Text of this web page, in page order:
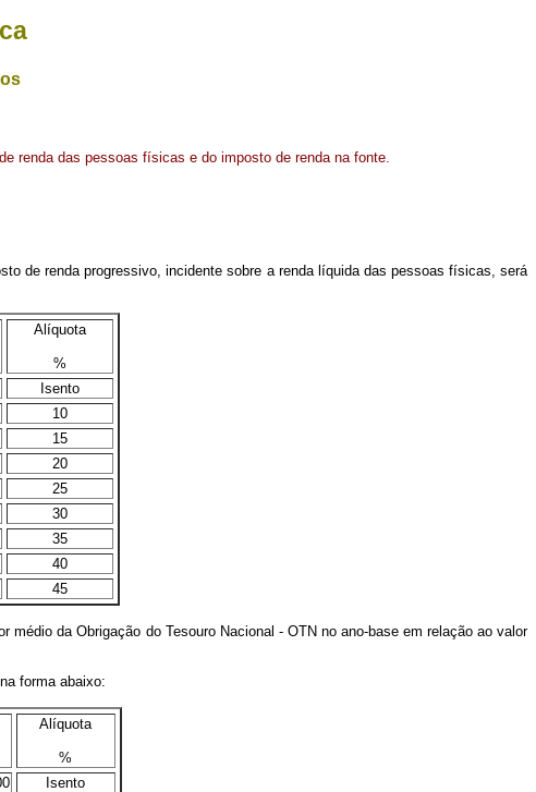
renda das pessoas físicas e do imposto de renda na fonte.
de renda progressivo, incidente sobre a renda líquida das pessoas físicas, será
Alíquota
%
Isento
10
15
20
25
30
35
40
45
da Obrigação do Tesouro Nacional - OTN no ano-base em relação ao valor
forma abaixo:
Alíquota
%
Isento